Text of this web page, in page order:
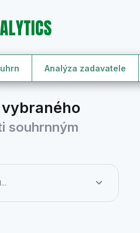
Analýza zadavatele
souhrnným